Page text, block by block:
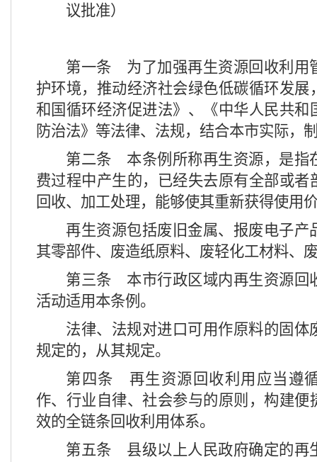
议批准）
第一条 为了加强再生资源回收利用
护环境，推动经济社会绿色低碳循环发展
和国循环经济促进法》、《中华人民共和
防治法》等法律、法规，结合本市实际，
第二条 本条例所称再生资源，是指
费过程中产生的，已经失去原有全部或者
回收、加工处理，能够使其重新获得使用
再生资源包括废旧金属、报废电子产
其零部件、废造纸原料、废轻化工材料、
第三条 本市行政区域内再生资源回
活动适用本条例。
法律、法规对进口可用作原料的固体
规定的，从其规定。
第四条 再生资源回收利用应当遵
作、行业自律、社会参与的原则，构建便
效的全链条回收利用体系。
第五条 县级以上人民政府确定的再